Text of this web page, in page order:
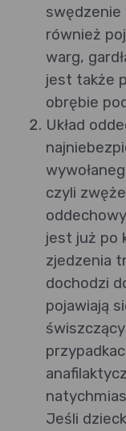
swędzenie
również
warg,
jest także
obrębie
Układ
czyli
jest już po
zjedzenia
dochodzi
pojawiają
Jeśli